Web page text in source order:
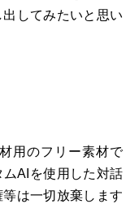
してみたいと思い
用のフリー素材で
AIを使用した対話
は一切放棄します